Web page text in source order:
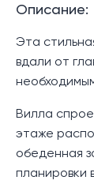
Описание:
Эта
вдали от
Вилла
этаже
обеденная
планировки